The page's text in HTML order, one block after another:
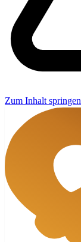
Zum Inhalt springen